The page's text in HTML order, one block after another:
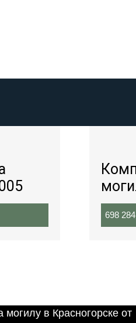
698 284